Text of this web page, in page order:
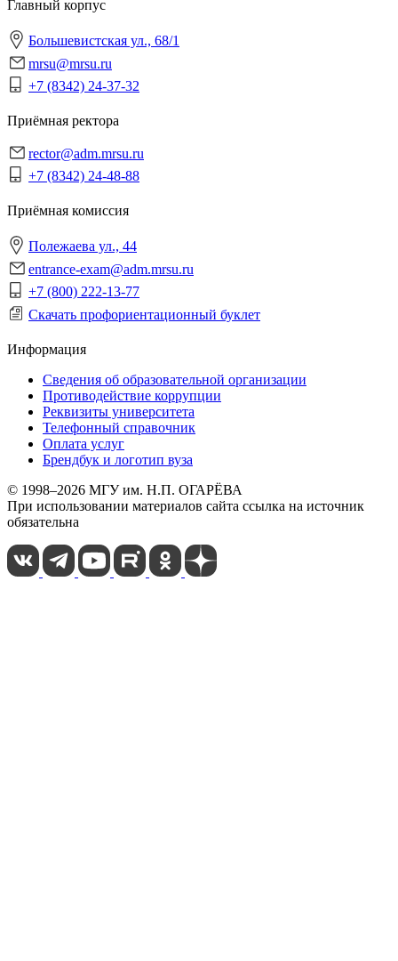
Главный корпус
Большевистская ул., 68/1
mrsu@mrsu.ru
+7 (8342) 24-37-32
Приёмная ректора
rector@adm.mrsu.ru
+7 (8342) 24-48-88
Приёмная комиссия
Полежаева ул., 44
entrance-exam@adm.mrsu.ru
+7 (800) 222-13-77
Скачать профориентационный буклет
Информация
Сведения об образовательной организации
Противодействие коррупции
Реквизиты университета
Телефонный справочник
Оплата услуг
Брендбук и логотип вуза
© 1998–2026 МГУ им. Н.П. ОГАРЁВА
При использовании материалов сайта ссылка на источник
обязательна